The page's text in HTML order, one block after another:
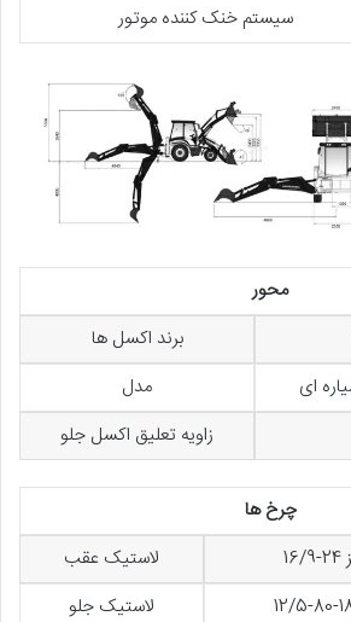
سیستم خنک کننده موتور
محور
برند اکسل ها
ای
مدل
زاویه تعلیق اکسل جلو
چرخ ها
لاستیک عقب
لاستیک جلو